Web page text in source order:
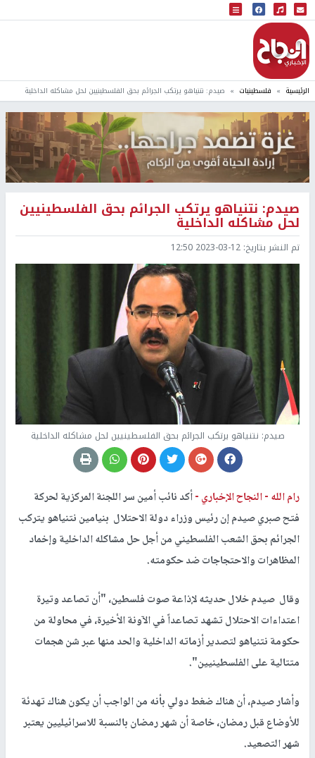
البث المباشر
إذاعة النجاح
الرئيسية فلسطينيات صيدم: نتنياهو يرتكب الجرائم بحق الفلسطينيين لحل مشاكله الداخلية
صيدم: نتنياهو يرتكب الجرائم بحق الفلسطينيين
لحل مشاكله الداخلية
تم النشر بتاريخ: 2023-03-12 12:50
صيدم: نتنياهو يرتكب الجرائم بحق الفلسطينيين لحل مشاكله الداخلية
رام الله -النجاح الإخباري -أكد نائب أمين سر اللجنة المركزية لحركة
فتح صبري صيدم إن رئيس وزراء دولة الاحتلال بنيامين نتنياهو يتركب
الجرائم بحق الشعب الفلسطيني من أجل حل مشاكله الداخلية وإخماد
المظاهرات والاحتجاجات ضد حكومته.
وقال صيدم خلال حديثه لإذاعة صوت فلسطين، "أن تصاعد وتيرة
اعتداءات الاحتلال تشهد تصاعداً في الآونة الأخيرة، في محاولة من
حكومة نتنياهو لتصدير أزماته الداخلية والحد منها عبر شن هجمات
متتالية على الفلسطينيين".
وأشار صيدم، أن هناك ضغط دولي بأنه من الواجب أن يكون هناك تهدئة
للأوضاع قبل رمضان، خاصة أن شهر رمضان بالنسبة للاسرائيليين يعتبر
شهر التصعيد.